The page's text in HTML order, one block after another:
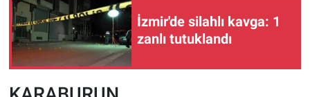
İzmir'de silahlı kavga: 1
zanlı tutuklandı